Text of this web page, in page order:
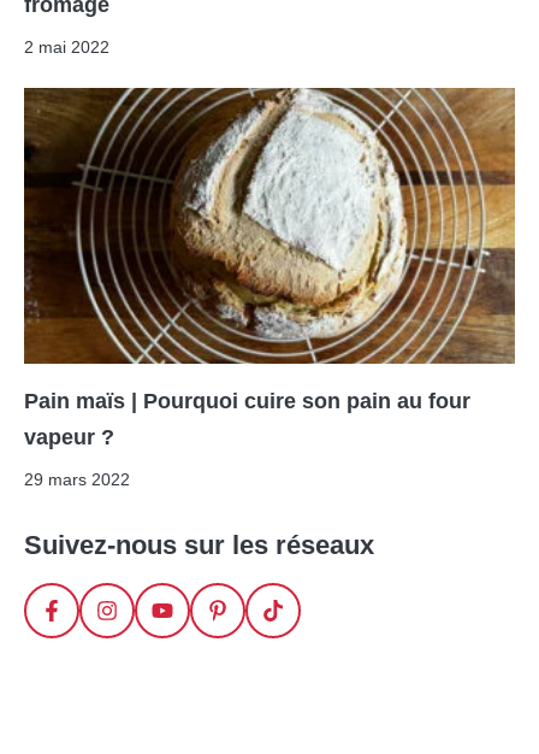
2 mai 2022
Pain maïs | Pourquoi cuire son pain au four
vapeur ?
29 mars 2022
Suivez-nous sur les réseaux